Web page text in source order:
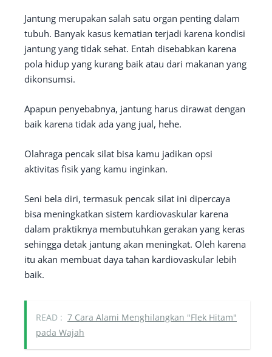
Jantung merupakan salah satu organ penting dalam
tubuh. Banyak kasus kematian terjadi karena kondisi
jantung yang tidak sehat. Entah disebabkan karena
pola hidup yang kurang baik atau dari makanan yang
dikonsumsi.
Apapun penyebabnya, jantung harus dirawat dengan
baik karena tidak ada yang jual, hehe.
Olahraga pencak silat bisa kamu jadikan opsi
aktivitas fisik yang kamu inginkan.
Seni bela diri, termasuk pencak silat ini dipercaya
bisa meningkatkan sistem kardiovaskular karena
dalam praktiknya membutuhkan gerakan yang keras
sehingga detak jantung akan meningkat. Oleh karena
itu akan membuat daya tahan kardiovaskular lebih
baik.
READ : 7 Cara Alami Menghilangkan "Flek Hitam"
pada Wajah